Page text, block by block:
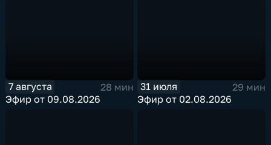
7 августа
28 мин
Эфир от 09.08.2026
31 июля
29 мин
Эфир от 02.08.2026